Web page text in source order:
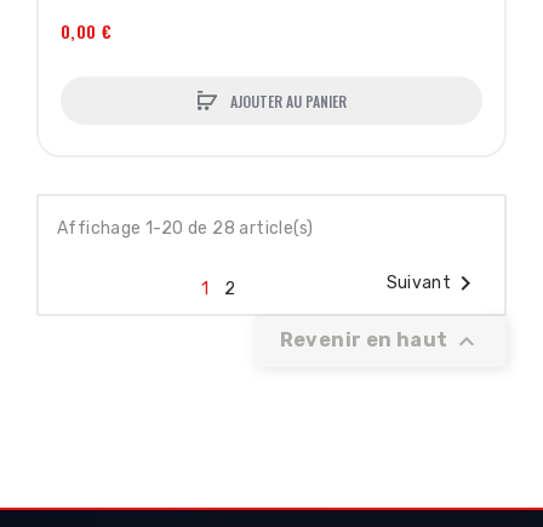
0,00 €
AJOUTER AU PANIER
Affichage 1-20 de 28 article(s)
1 2 Suivant 
Revenir en haut 